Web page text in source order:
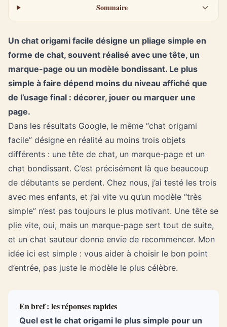
Sommaire
Un chat origami facile désigne un pliage simple en
forme de chat, souvent réalisé avec une tête, un
marque-page ou un modèle bondissant. Le plus
simple à faire dépend moins du niveau affiché que
de l’usage final : décorer, jouer ou marquer une
page.
Dans les résultats Google, le même “chat origami
facile” désigne en réalité au moins trois objets
différents : une tête de chat, un marque-page et un
chat bondissant. C’est précisément là que beaucoup
de débutants se perdent. Chez nous, j’ai testé les trois
avec mes enfants, et j’ai vite vu qu’un modèle “très
simple” n’est pas toujours le plus motivant. Une tête se
plie vite, oui, mais un marque-page sert tout de suite,
et un chat sauteur donne envie de recommencer. Mon
idée ici est simple : vous aider à choisir le bon point
d’entrée, pas juste le modèle le plus célèbre.
En bref : les réponses rapides
Quel est le chat origami le plus simple pour un